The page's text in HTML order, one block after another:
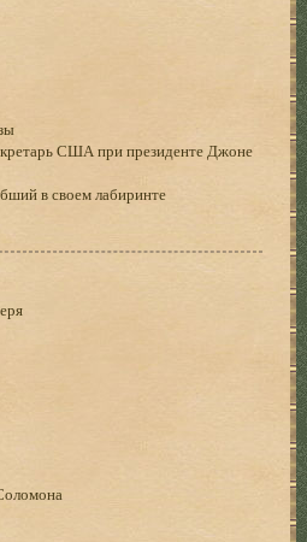
США при президенте Джоне
в своем лабиринте